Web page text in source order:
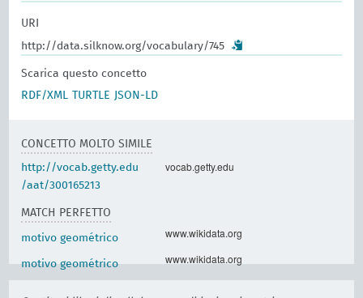
URI
http://data.silknow.org/vocabulary/745
Scarica questo concetto
RDF/XML
TURTLE JSON-LD
CONCETTO MOLTO SIMILE
http://vocab.getty.edu
/aat/300165213
vocab.getty.edu
MATCH PERFETTO
motivo geométrico www.wikidata.org
motivo geométrico www.wikidata.org